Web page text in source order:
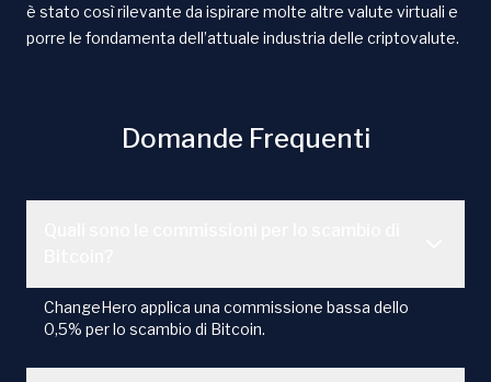
è stato così rilevante da ispirare molte altre valute virtuali e
porre le fondamenta dell’attuale industria delle criptovalute.
Domande Frequenti
ChangeHero applica una commissione bassa dello
0,5% per lo scambio di Bitcoin.